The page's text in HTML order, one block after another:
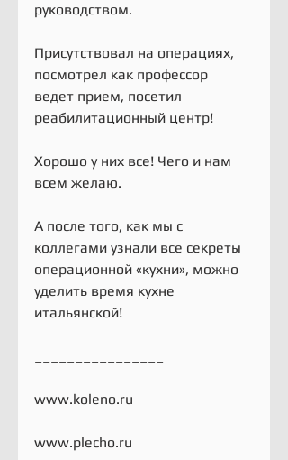
руководством.
Присутствовал на операциях,
посмотрел как профессор
ведет прием, посетил
реабилитационный центр!
Хорошо у них все! Чего и нам
всем желаю.
А после того, как мы с
коллегами узнали все секреты
операционной «кухни», можно
уделить время кухне
итальянской!
www.koleno.ru
www.plecho.ru